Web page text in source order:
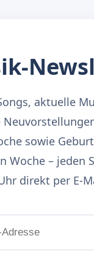
aktuelle
sowie
Woche – jeden
direkt per E-